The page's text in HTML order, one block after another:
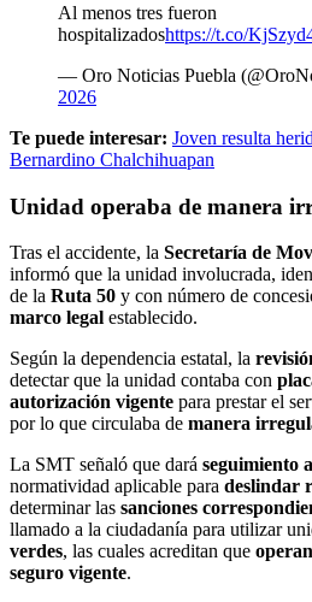
Al menos tres fueron
hospitalizadoshttps://t.co/
— Oro Noticias Puebla
2026
Te puede interesar: Joven resulta
Bernardino Chalchihuapan
Unidad operaba de manera
Tras el accidente, la Secretaría de
informó que la unidad involucrada,
de la Ruta 50 y con número de
marco legal establecido.
Según la dependencia estatal, la
detectar que la unidad contaba con
autorización vigente para prestar el
por lo que circulaba de manera
La SMT señaló que dará seguimiento
normatividad aplicable para deslindar
determinar las sanciones
llamado a la ciudadanía para utilizar
verdes, las cuales acreditan que
seguro vigente.